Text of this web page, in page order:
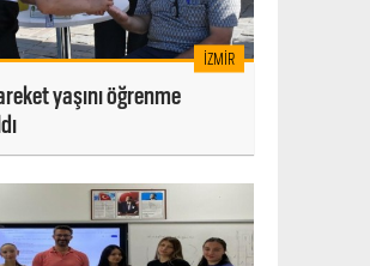
İZMIR
yaşını öğrenme